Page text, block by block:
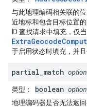
与此地理编码相关联的
近地标和包含目标位置
ID 查找请求中填充，仅当
于启用状态时填充，并
partial match
类型 ： boolean
地理编码器是否无法返